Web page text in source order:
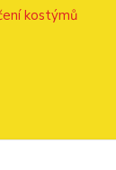
kostýmů